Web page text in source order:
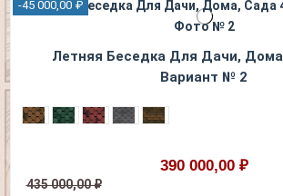
-45 000,00 ₽
Летняя Беседка Для Дачи,
Вариант № 2
390 000,00 ₽
435 000,00 ₽